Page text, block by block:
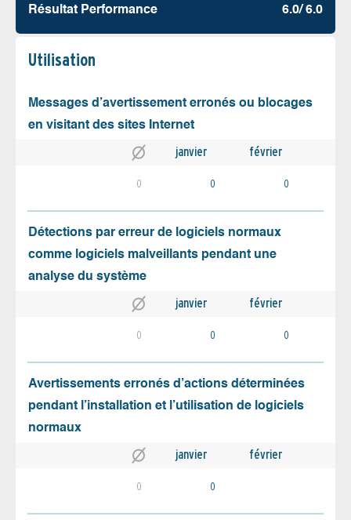
Résultat Performance 6.0/ 6.0
Utilisation
Messages d’avertissement erronés ou blocages
en visitant des sites Internet
janvier février
0 0 0
Détections par erreur de logiciels normaux
comme logiciels malveillants pendant une
analyse du système
janvier février
0 0 0
Avertissements erronés d’actions déterminées
pendant l’installation et l’utilisation de logiciels
normaux
janvier février
0 0